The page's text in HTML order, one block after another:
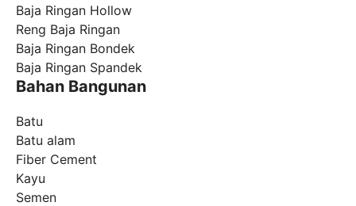
Baja Ringan Hollow
Reng Baja Ringan
Baja Ringan Bondek
Baja Ringan Spandek
Bahan Bangunan
Batu
Batu alam
Fiber Cement
Kayu
Semen